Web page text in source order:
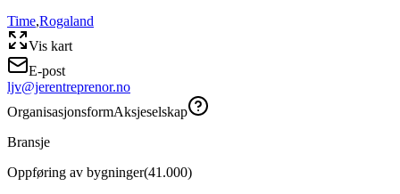
Time,Rogaland
Vis kart
E-post
ljv@jerentreprenor.no
OrganisasjonsformAksjeselskap
Bransje
Oppføring av bygninger(41.000)